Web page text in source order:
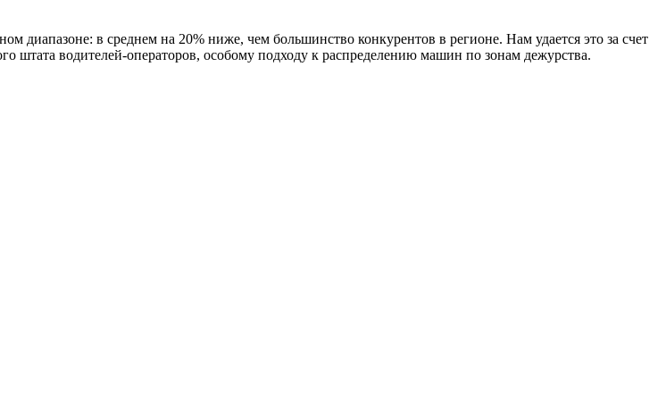
в среднем на 20% ниже, чем большинство конкурентов в регионе. Нам удается это за счет
штата водителей-операторов, особому подходу к распределению машин по зонам дежурства.